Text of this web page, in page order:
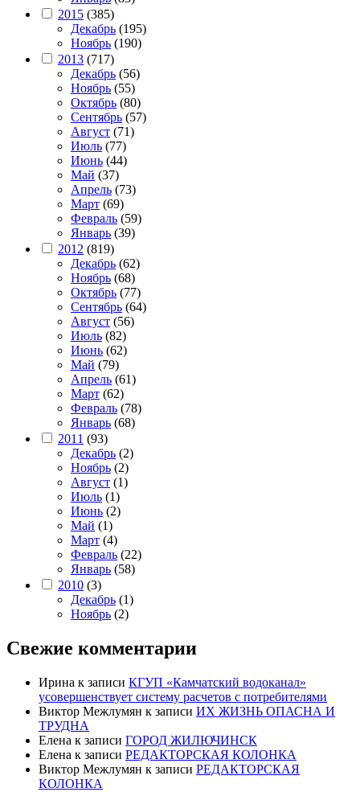
2015 (385)
Декабрь (195)
Ноябрь (190)
2013 (717)
Декабрь (56)
Ноябрь (55)
Октябрь (80)
Сентябрь (57)
Август (71)
Июль (77)
Июнь (44)
Май (37)
Апрель (73)
Март (69)
Февраль (59)
Январь (39)
2012 (819)
Декабрь (62)
Ноябрь (68)
Октябрь (77)
Сентябрь (64)
Август (56)
Июль (82)
Июнь (62)
Май (79)
Апрель (61)
Март (62)
Февраль (78)
Январь (68)
2011 (93)
Декабрь (2)
Ноябрь (2)
Август (1)
Июль (1)
Июнь (2)
Май (1)
Март (4)
Февраль (22)
Январь (58)
2010 (3)
Декабрь (1)
Ноябрь (2)
Свежие комментарии
Ирина к записи КГУП «Камчатский водоканал»
усовершенствует систему расчетов с потребителями
Виктор Межлумян к записи ИХ ЖИЗНЬ ОПАСНА И
ТРУДНА
Елена к записи ГОРОД ЖИЛЮЧИНСК
Елена к записи РЕДАКТОРСКАЯ КОЛОНКА
Виктор Межлумян к записи РЕДАКТОРСКАЯ
КОЛОНКА